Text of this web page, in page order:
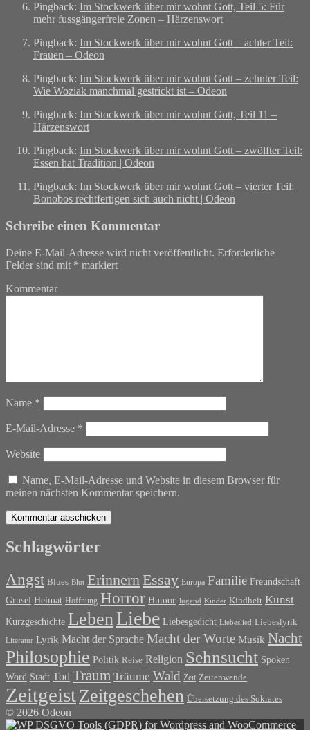
Pingback: Im Stockwerk über mir wohnt Gott, Teil 5: Für
mehr fussgängerfreie Zonen – Härzenswort
Pingback: Im Stockwerk über mir wohnt Gott – achter Teil:
Frauen – Odeon
Pingback: Im Stockwerk über mir wohnt Gott – zehnter Teil:
Wie Woziak manchmal gestrickt ist – Odeon
Pingback: Im Stockwerk über mir wohnt Gott, Teil 11 –
Härzenswort
Pingback: Im Stockwerk über mir wohnt Gott – zwölfter Teil:
Essen hat Tradition | Odeon
Pingback: Im Stockwerk über mir wohnt Gott – vierter Teil:
Bonobos rechtfertigen sich auch nicht | Odeon
Schreibe einen Kommentar
Deine E-Mail-Adresse wird nicht veröffentlicht. Erforderliche
Felder sind mit * markiert
Kommentar
Name *
E-Mail-Adresse *
Website
Name, E-Mail-Adresse und Website in diesem Browser für
meinen nächsten Kommentar speichern.
Schlagwörter
Angst Blues Blut Erinnern Essay Europa Familie Freundschaft
Grusel Heimat Hoffnung Horror Humor Jugend Kinder Kindheit Kunst
Kurzgeschichte LebenLiebe Liebesgedicht Liebeslied Liebeslyrik
Literatur Lyrik Macht der Sprache Macht der Worte Musik Nacht
Philosophie Politik Reise Religion Sehnsucht Spoken
Word Stadt Tod Traum Träume Wald Zeit Zeitenwende
ZeitgeistZeitgeschehen Übersetzung des Sokrates
© 2026 Odeon